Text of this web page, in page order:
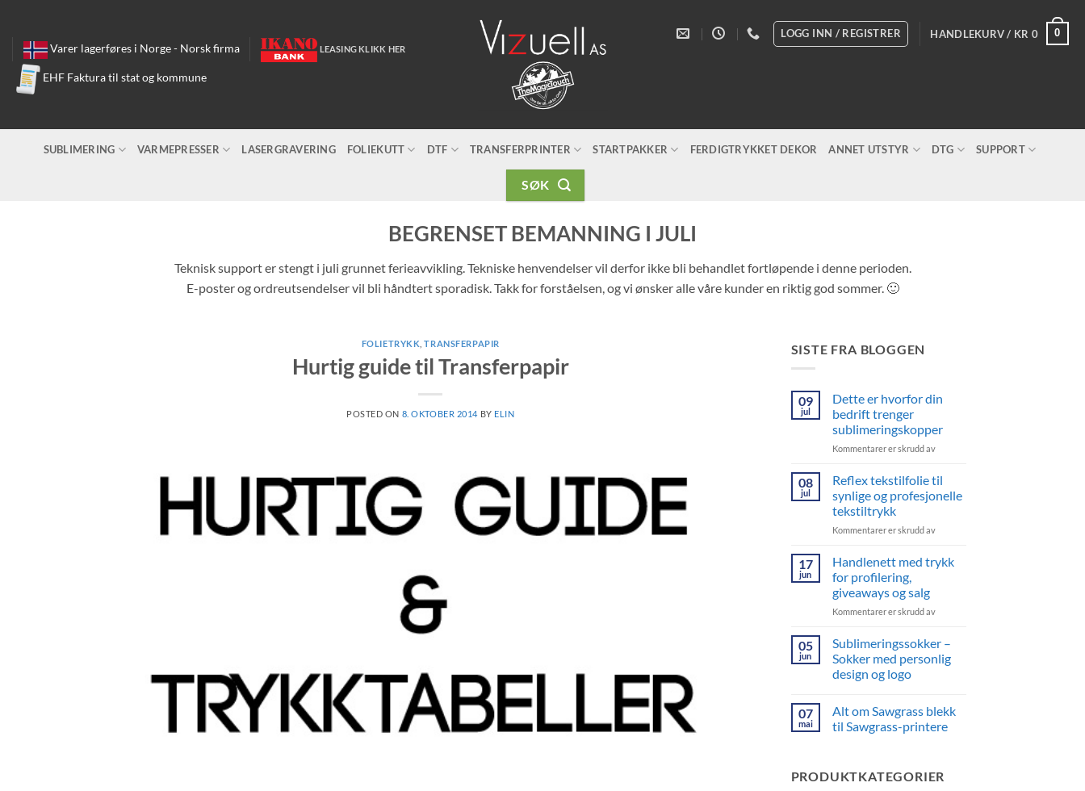
content Varer lagerføres i Norge - Norsk firma LEASING KLIKK HER
EHF Faktura til stat og kommune
LOGG INN / REGISTRER HANDLEKURV / KR 0 0
SUBLIMERING VARMEPRESSER LASERGRAVERING FOLIEKUTT DTF TRANSFERPRINTER STARTPAKKER FERDIGTRYKKET DEKOR ANNET UTSTYR DTG SUPPORT
SØK
BEGRENSET BEMANNING I JULI
Teknisk support er stengt i juli grunnet ferieavvikling. Tekniske henvendelser vil derfor ikke bli behandlet fortløpende i denne perioden.
E-poster og ordreutsendelser vil bli håndtert sporadisk. Takk for forståelsen, og vi ønsker alle våre kunder en riktig god sommer. 🙂
FOLIETRYKK ,TRANSFERPAPIR
Hurtig guide til Transferpapir
POSTED ON 8. OKTOBER 2014 BY ELIN
SISTE FRA BLOGGEN
09
jul
Dette er hvorfor din
bedrift trenger
sublimeringskopper
Kommentarer er skrudd avfor
er
din
trenger
08
jul
Reflex tekstilfolie til
synlige og profesjonelle
tekstiltrykk
Kommentarer er skrudd avfor
tekstilfolie
til
profesjonelle
17
jun
Handlenett med trykk
for profilering,
giveaways og salg
Kommentarer er skrudd avfor
for
og
05
jun
Sublimeringssokker –
Sokker med personlig
design og logo
til
Sublimeringssokker
–
design
og
07
mai
Alt om Sawgrass blekk
til Sawgrass-printere
Alt
om
PRODUKTKATEGORIER